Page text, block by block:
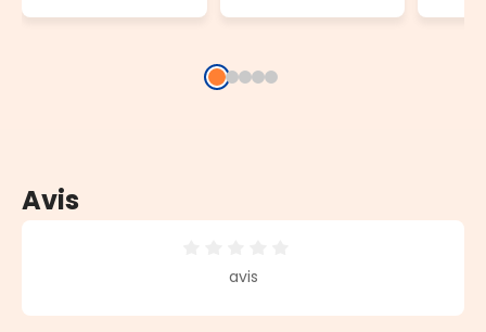
Avis
Note moyenne de 0 sur 5 étoiles
avis